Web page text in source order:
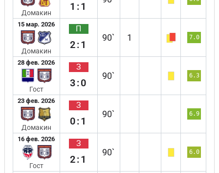
Домакин
1:1
15 мар. 2026
Домакин
П
2:1
90` 1 7.0
28 фев. 2026
Гост
З
3:0
90` 6.3
23 фев. 2026
Домакин
З
0:1
90` 6.9
16 фев. 2026
Гост
З
2:1
90` 6.0